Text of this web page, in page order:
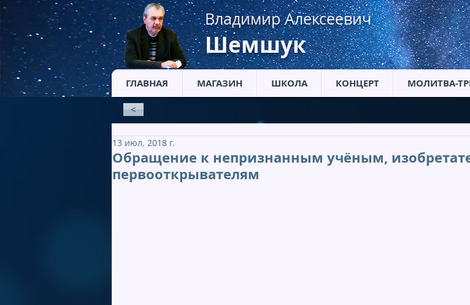
Владимир Алексеевич
Шемшук
ГЛАВНАЯ МАГАЗИН ШКОЛА КОНЦЕРТ МОЛИТВА-
<
Обращение к непризнанным учёным,
первооткрывателям
13 июл. 2018 г.